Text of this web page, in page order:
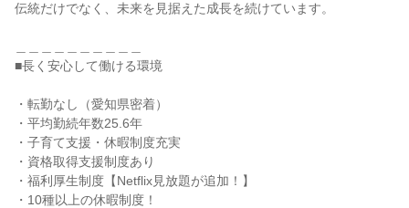
伝統だけでなく、未来を見据えた成長を続けています。
■長く安心して働ける環境
・転勤なし（愛知県密着）
・平均勤続年数25.6年
・子育て支援・休暇制度充実
・資格取得支援制度あり
・福利厚生制度【Netflix見放題が追加！】
・10種以上の休暇制度！